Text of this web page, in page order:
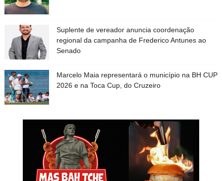
Suplente de vereador anuncia coordenação
regional da campanha de Frederico Antunes ao
Senado
Marcelo Maia representará o município na BH CUP
2026 e na Toca Cup, do Cruzeiro